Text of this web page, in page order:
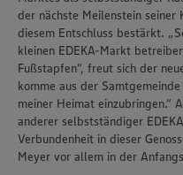
der nächste Meilenstein seiner
diesem Entschluss bestärkt.
kleinen EDEKA-Markt
Fußstapfen“, freut sich der
komme aus der
meiner Heimat einzubringen.“
anderer selbstständiger
Verbundenheit in dieser
Meyer vor allem in der